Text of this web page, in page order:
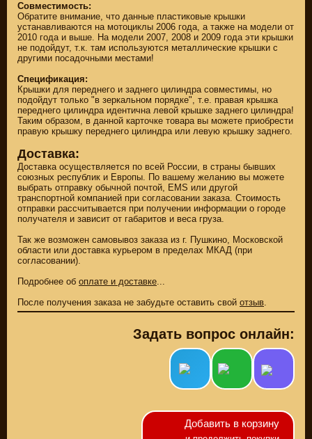
Совместимость:
Обратите внимание, что данные пластиковые крышки
устанавливаются на мотоциклы 2006 года, а также на модели от
2010 года и выше. На модели 2007, 2008 и 2009 года эти крышки
не подойдут, т.к. там используются металлические крышки с
другими посадочными местами!
Спецификация:
Крышки для переднего и заднего цилиндра совместимы, но
подойдут только "в зеркальном порядке", т.е. правая крышка
переднего цилиндра идентична левой крышке заднего цилиндра!
Таким образом, в данной карточке товара вы можете приобрести
правую крышку переднего цилиндра или левую крышку заднего.
Доставка:
Доставка осуществляется по всей России, в страны бывших
союзных республик и Европы. По вашему желанию вы можете
выбрать отправку обычной почтой, EMS или другой
транспортной компанией при согласовании заказа. Стоимость
отправки рассчитывается при получении информации о городе
получателя и зависит от габаритов и веса груза.
Так же возможен самовывоз заказа из г. Пушкино, Московской
области или доставка курьером в пределах МКАД (при
согласовании).
Подробнее об оплате и доставке...
После получения заказа не забудьте оставить свой отзыв.
Задать вопрос онлайн:
Добавить в корзину